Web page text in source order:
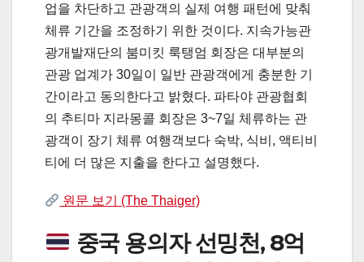
업을 차단하고 관광객의 실제 여행 패턴에 맞춰
체류 기간을 조정하기 위한 것이다. 지속가능관
광개발재단의 붐미킷 룩탱엄 회장은 대부분의
관광 업계가 30일이 일반 관광객에게 충분한 기
간이라고 동의한다고 밝혔다. 파타야 관광협회
의 추티마 지라몽콜 회장은 3~7일 체류하는 관
광객이 장기 체류 여행객보다 숙박, 식비, 액티비
티에 더 많은 지출을 한다고 설명했다.
원문 보기 (The Thaiger)
중국 용의자 선밍천, 8억